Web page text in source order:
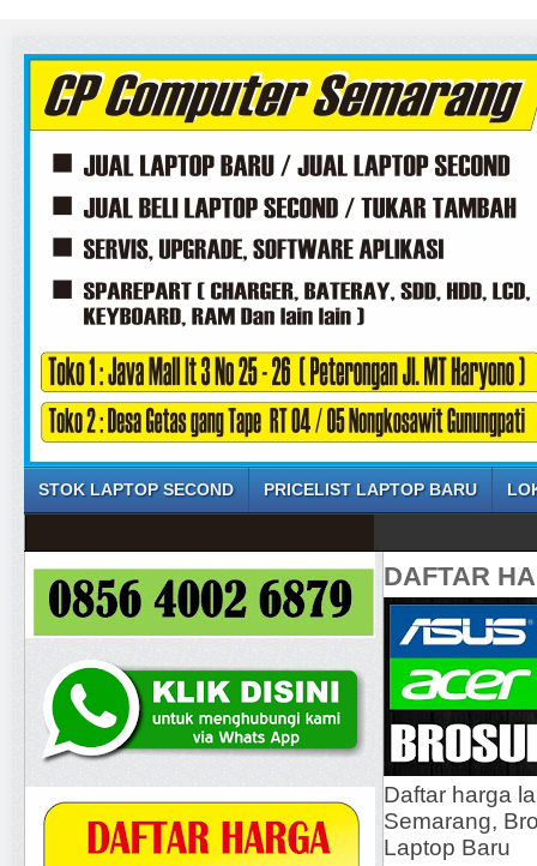
STOK LAPTOP SECOND PRICELIST LAPTOP BARU
DAFTAR
Daftar harga
Semarang,
Laptop Baru